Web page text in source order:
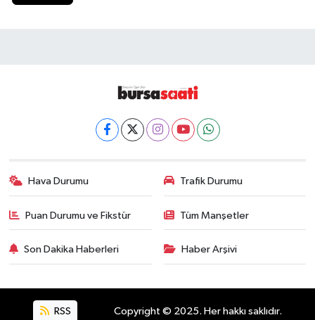
Hava Durumu Trafik Durumu
Puan Durumu ve Fikstür Tüm Manşetler
Son Dakika Haberleri Haber Arşivi
RSS Copyright © 2025. Her hakkı saklıdır.